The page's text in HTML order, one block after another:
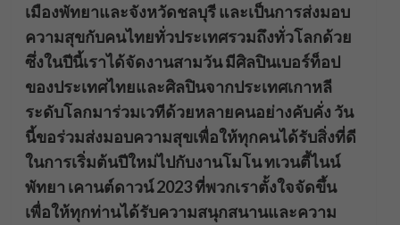
เมืองพัทยาและจังหวัดชลบุรี และเป็นการส่งมอบ
ความสุขกับคนไทยทั่วประเทศรวมถึงทั่วโลกด้วย
ซึ่งในปีนี้เราได้จัดงานสามวัน มีศิลปินเบอร์ท็อป
ของประเทศไทยและศิลปินจากประเทศเกาหลี
ระดับโลกมาร่วมเวทีด้วยหลายคนอย่างคับคั่ง วัน
นี้ขอร่วมส่งมอบความสุขเพื่อให้ทุกคนได้รับสิ่งที่ดี
ในการเริ่มต้นปีใหม่ไปกับงานโมโน ทเวนตี้ไนน์
พัทยา เคานต์ดาวน์ 2023 ที่พวกเราตั้งใจจัดขึ้น
เพื่อให้ทุกท่านได้รับความสนุกสนานและความ